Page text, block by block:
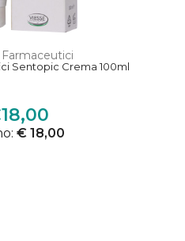
Sentopic Crema 100ml
€ 18,00